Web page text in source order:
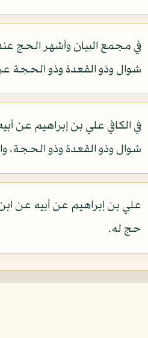
في مجمع البيان وأشهر الحج
شوال وذو القعدة وذو الحجة
في الكافي علي بن إبراهيم
شوال وذو القعدة وذو
علي بن إبراهيم عن أبيه عن
حج له.